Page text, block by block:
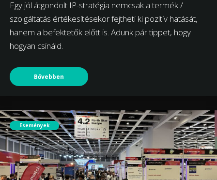
Egy jól átgondolt IP-stratégia nemcsak a termék /
szolgáltatás értékesítésekor fejtheti ki pozitív hatását,
hanem a befektetők előtt is. Adunk pár tippet, hogy
hogyan csináld.
Bővebben
Események